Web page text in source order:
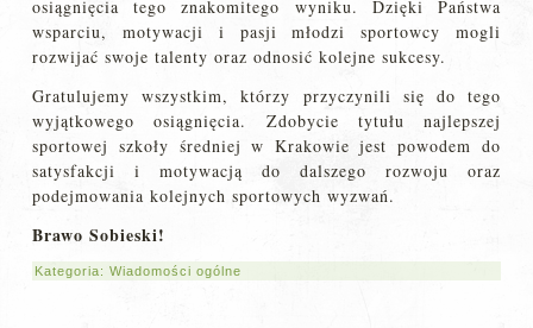
osiągnięcia tego znakomitego wyniku. Dzięki Państwa
wsparciu, motywacji i pasji młodzi sportowcy mogli
rozwijać swoje talenty oraz odnosić kolejne sukcesy.
Gratulujemy wszystkim, którzy przyczynili się do tego
wyjątkowego osiągnięcia. Zdobycie tytułu najlepszej
sportowej szkoły średniej w Krakowie jest powodem do
satysfakcji i motywacją do dalszego rozwoju oraz
podejmowania kolejnych sportowych wyzwań.
Brawo Sobieski!
Kategoria:Wiadomości ogólne